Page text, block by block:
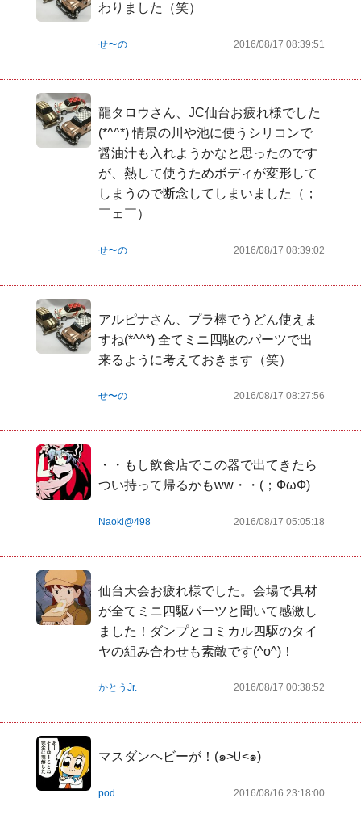
わりました（笑）
せ〜の 2016/08/17 08:39:51
龍タロウさん、JC仙台お疲れ様でした
(*^^*) 情景の川や池に使うシリコンで
醤油汁も入れようかなと思ったのです
が、熱して使うためボディが変形して
しまうので断念してしまいました（；
￣ェ￣）
せ〜の 2016/08/17 08:39:02
アルピナさん、プラ棒でうどん使えま
すね(*^^*) 全てミニ四駆のパーツで出
来るように考えておきます（笑）
せ〜の 2016/08/17 08:27:56
・・もし飲食店でこの器で出てきたら
つい持って帰るかもww・・(；ФωФ)
Naoki@498 2016/08/17 05:05:18
仙台大会お疲れ様でした。会場で具材
が全てミニ四駆パーツと聞いて感激し
ました！ダンプとコミカル四駆のタイ
ヤの組み合わせも素敵です(^o^)！
かとうJr. 2016/08/17 00:38:52
マスダンヘビーが！(๑˃ꇴ˂๑)
pod 2016/08/16 23:18:00